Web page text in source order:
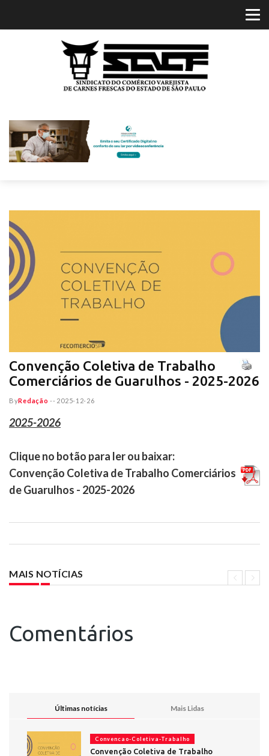
Convenção Coletiva de Trabalho
Comerciários de Guarulhos - 2025-2026
ByRedação -- 2025-12-26
2025-2026
Clique no botão para ler ou baixar:
Convenção Coletiva de Trabalho Comerciários
de Guarulhos - 2025-2026
MAIS NOTÍCIAS
Comentários
Últimas notícias Mais Lidas
Convencao-Coletiva-Trabalho
Convenção Coletiva de Trabalho